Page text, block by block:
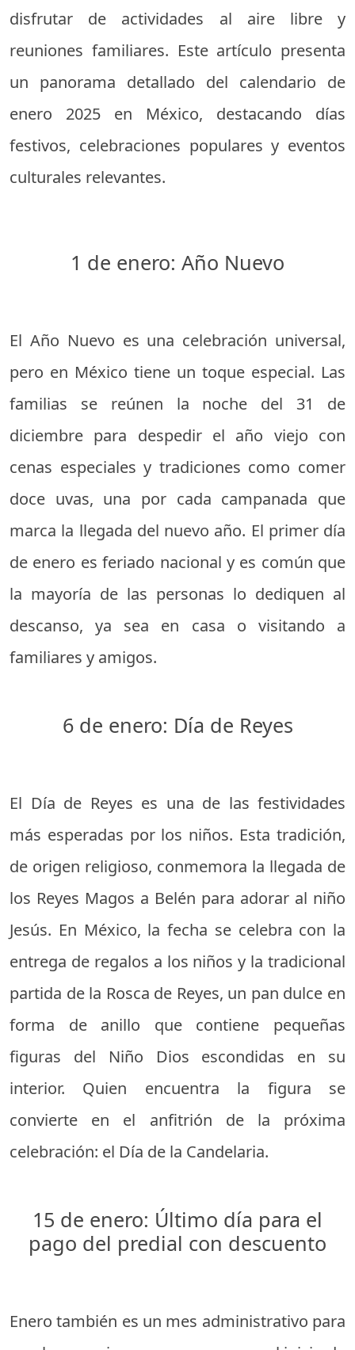
disfrutar de actividades al aire libre y
reuniones familiares. Este artículo presenta
un panorama detallado del calendario de
enero 2025 en México, destacando días
festivos, celebraciones populares y eventos
culturales relevantes.
1 de enero: Año Nuevo
El Año Nuevo es una celebración universal,
pero en México tiene un toque especial. Las
familias se reúnen la noche del 31 de
diciembre para despedir el año viejo con
cenas especiales y tradiciones como comer
doce uvas, una por cada campanada que
marca la llegada del nuevo año. El primer día
de enero es feriado nacional y es común que
la mayoría de las personas lo dediquen al
descanso, ya sea en casa o visitando a
familiares y amigos.
6 de enero: Día de Reyes
El Día de Reyes es una de las festividades
más esperadas por los niños. Esta tradición,
de origen religioso, conmemora la llegada de
los Reyes Magos a Belén para adorar al niño
Jesús. En México, la fecha se celebra con la
entrega de regalos a los niños y la tradicional
partida de la Rosca de Reyes, un pan dulce en
forma de anillo que contiene pequeñas
figuras del Niño Dios escondidas en su
interior. Quien encuentra la figura se
convierte en el anfitrión de la próxima
celebración: el Día de la Candelaria.
15 de enero: Último día para el
pago del predial con descuento
Enero también es un mes administrativo para